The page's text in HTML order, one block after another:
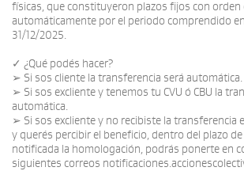
físicas, que constituyeron plazos fijos con orden
automáticamente por el periodo comprendido
31/12/2025.
✓ ¿Qué podés hacer?
➢ Si sos cliente la transferencia será automática.
➢ Si sos excliente y tenemos tu CVU ó CBU la
automática.
➢ Si sos excliente y no recibiste la transferencia
y querés percibir el beneficio, dentro del plazo
notificada la homologación, podrás ponerte en
siguientes correos